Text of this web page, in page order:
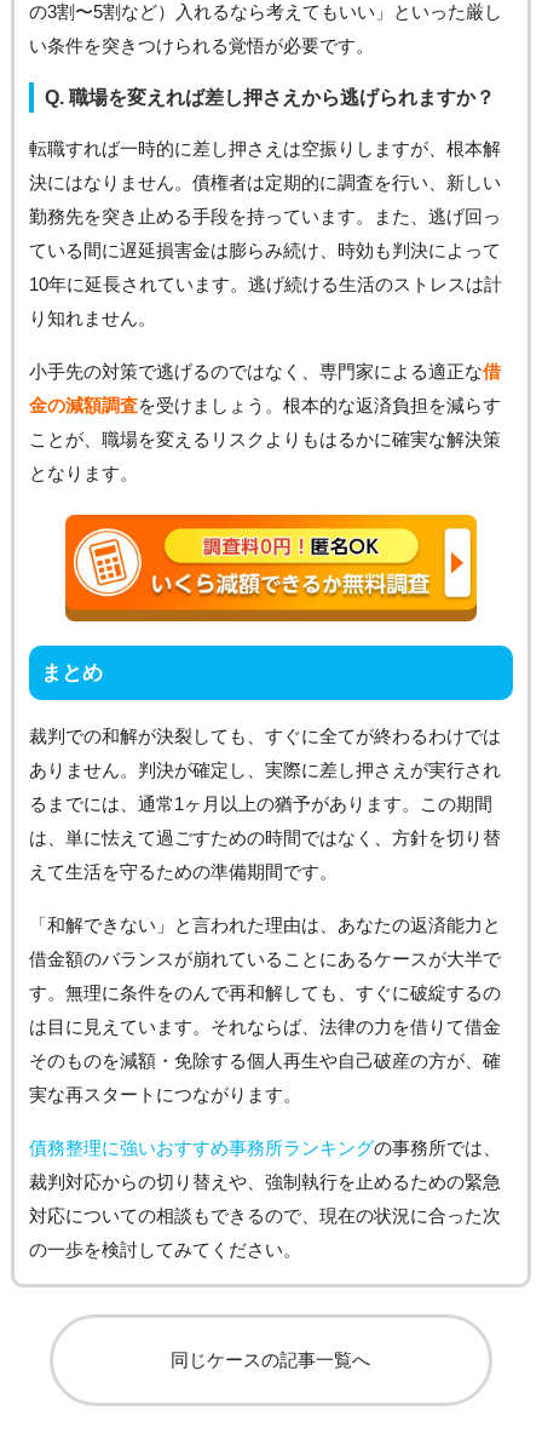
の3割〜5割など）入れるなら考えてもいい」といった厳し
い条件を突きつけられる覚悟が必要です。
Q. 職場を変えれば差し押さえから逃げられますか？
転職すれば一時的に差し押さえは空振りしますが、根本解
決にはなりません。債権者は定期的に調査を行い、新しい
勤務先を突き止める手段を持っています。また、逃げ回っ
ている間に遅延損害金は膨らみ続け、時効も判決によって
10年に延長されています。逃げ続ける生活のストレスは計
り知れません。
小手先の対策で逃げるのではなく、専門家による適正な借
金の減額調査を受けましょう。根本的な返済負担を減らす
ことが、職場を変えるリスクよりもはるかに確実な解決策
となります。
まとめ
裁判での和解が決裂しても、すぐに全てが終わるわけでは
ありません。判決が確定し、実際に差し押さえが実行され
るまでには、通常1ヶ月以上の猶予があります。この期間
は、単に怯えて過ごすための時間ではなく、方針を切り替
えて生活を守るための準備期間です。
「和解できない」と言われた理由は、あなたの返済能力と
借金額のバランスが崩れていることにあるケースが大半で
す。無理に条件をのんで再和解しても、すぐに破綻するの
は目に見えています。それならば、法律の力を借りて借金
そのものを減額・免除する個人再生や自己破産の方が、確
実な再スタートにつながります。
債務整理に強いおすすめ事務所ランキングの事務所では、
裁判対応からの切り替えや、強制執行を止めるための緊急
対応についての相談もできるので、現在の状況に合った次
の一歩を検討してみてください。
同じケースの記事一覧へ